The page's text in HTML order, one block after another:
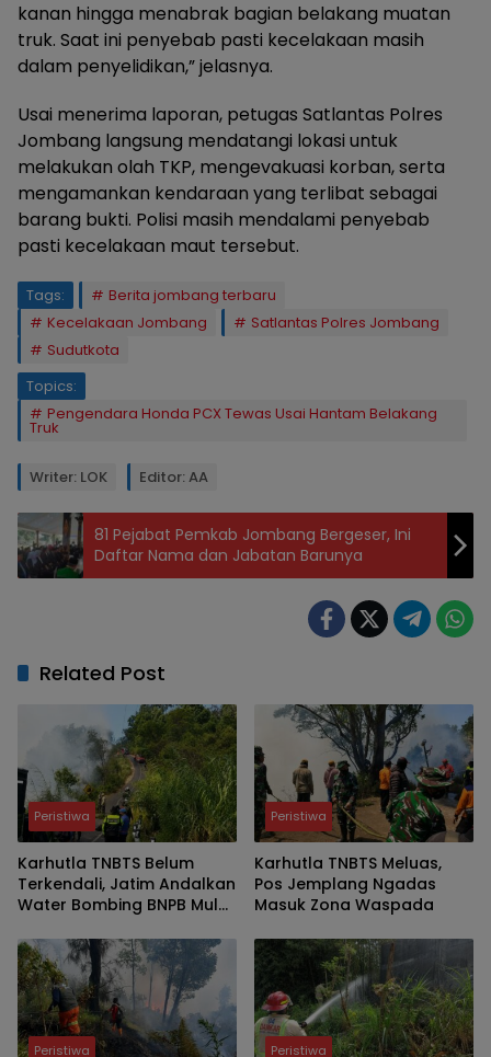
kanan hingga menabrak bagian belakang muatan
truk. Saat ini penyebab pasti kecelakaan masih
dalam penyelidikan,” jelasnya.
Usai menerima laporan, petugas Satlantas Polres
Jombang langsung mendatangi lokasi untuk
melakukan olah TKP, mengevakuasi korban, serta
mengamankan kendaraan yang terlibat sebagai
barang bukti. Polisi masih mendalami penyebab
pasti kecelakaan maut tersebut.
Tags:
Berita jombang terbaru
Kecelakaan Jombang
Satlantas Polres Jombang
Sudutkota
Topics:
Pengendara Honda PCX Tewas Usai Hantam Belakang
Truk
Writer: LOK Editor: AA
81 Pejabat Pemkab Jombang Bergeser, Ini
Daftar Nama dan Jabatan Barunya
Related Post
Peristiwa
Karhutla TNBTS Belum
Terkendali, Jatim Andalkan
Water Bombing BNPB Mulai
Peristiwa
Karhutla TNBTS Meluas,
Pos Jemplang Ngadas
Masuk Zona Waspada
Peristiwa Peristiwa